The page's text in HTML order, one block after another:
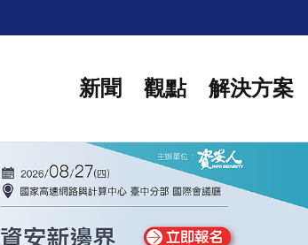
新聞 觀點 解決方案